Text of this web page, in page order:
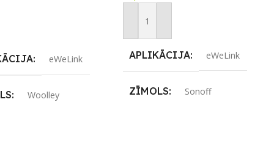
eWeLink
Woolley
Pievienot Grozam
APLIKĀCIJA eWeLink
ZĪMOLS Sonoff